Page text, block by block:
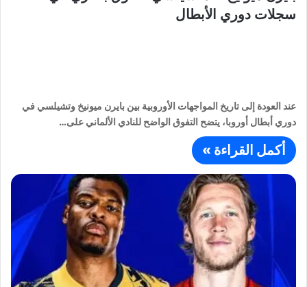
سجلات دوري الأبطال
عند العودة إلى تاريخ المواجهات الأوروبية بين بايرن ميونيخ وتشيلسي في
دوري أبطال أوروبا، يتضح التفوق الواضح للنادي الألماني على…
أكمل القراءة »